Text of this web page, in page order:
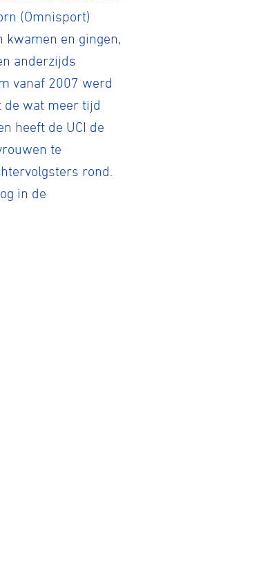
(Omnisport)
kwamen en gingen,
anderzijds
vanaf 2007 werd
de wat meer tijd
heeft de UCI de
te
rond.
in de